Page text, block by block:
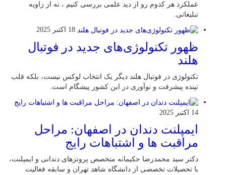
عملکرد هر کدوم رو از دید علمی بررسی کنیم ، نه از زاویه
تبلیغاتی.
18 اکتبر 2025
ظهور تکنولوژی‌های جدید در فوتبال
هلند
تکنولوژی در فوتبال هلند دیگر یک انتخاب لوکس نیست، بلکه قلب
تپنده پیشرفت و نوآوری در این کشور پیشگام است.
14 اکتبر 2025
ایمپلنت دندان در اصفهان: مراحل
مراقبت ها و اشتباهات رایج
دکتر سید محمدرضا حکیمانه متخصص پروتزهای دندانی و ایمپلنت،
با تحصیلات تخصصی از دانشگاه شاهد تهران و سابقه فعالیت